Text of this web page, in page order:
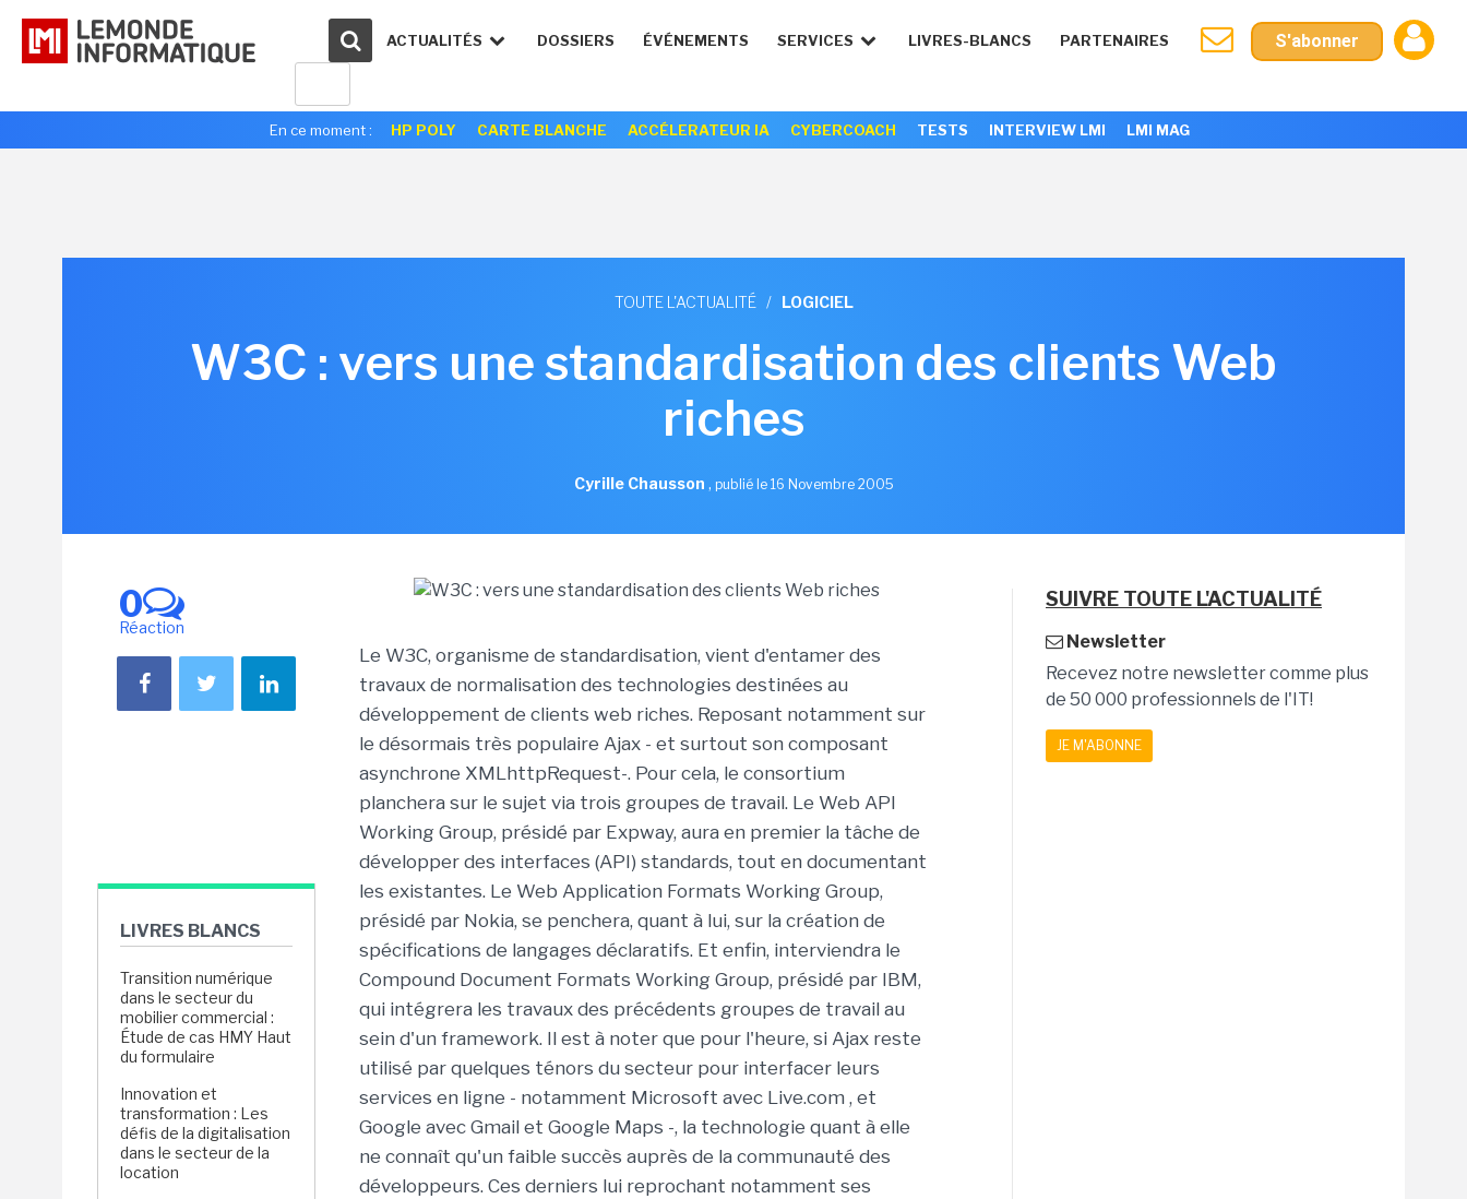
ACTUALITÉS DOSSIERS ÉVÉNEMENTS SERVICES LIVRES-BLANCS PARTENAIRES S'abonner
En ce moment : HP POLY CARTE BLANCHE ACCÉLERATEUR IA CYBERCOACH TESTS INTERVIEW LMI LMI MAG
TOUTE L'ACTUALITÉ / LOGICIEL
W3C : vers une standardisation des clients Web
riches
Cyrille Chausson , publié le 16 Novembre 2005
0
Réaction
LIVRES BLANCS
Transition numérique
dans le secteur du
mobilier commercial :
Étude de cas HMY Haut
du formulaire
Innovation et
transformation : Les
défis de la digitalisation
dans le secteur de la
location
Le W3C, organisme de standardisation, vient d'entamer des
travaux de normalisation des technologies destinées au
développement de clients web riches. Reposant notamment sur
le désormais très populaire Ajax - et surtout son composant
asynchrone XMLhttpRequest-. Pour cela, le consortium
planchera sur le sujet via trois groupes de travail. Le Web API
Working Group, présidé par Expway, aura en premier la tâche de
développer des interfaces (API) standards, tout en documentant
les existantes. Le Web Application Formats Working Group,
présidé par Nokia, se penchera, quant à lui, sur la création de
spécifications de langages déclaratifs. Et enfin, interviendra le
Compound Document Formats Working Group, présidé par IBM,
qui intégrera les travaux des précédents groupes de travail au
sein d'un framework. Il est à noter que pour l'heure, si Ajax reste
utilisé par quelques ténors du secteur pour interfacer leurs
services en ligne - notamment Microsoft avec Live.com , et
Google avec Gmail et Google Maps -, la technologie quant à elle
ne connaît qu'un faible succès auprès de la communauté des
développeurs. Ces derniers lui reprochant notamment ses
SUIVRE TOUTE L'ACTUALITÉ
Newsletter
Recevez notre newsletter comme plus
de 50 000 professionnels de l'IT!
JE M'ABONNE